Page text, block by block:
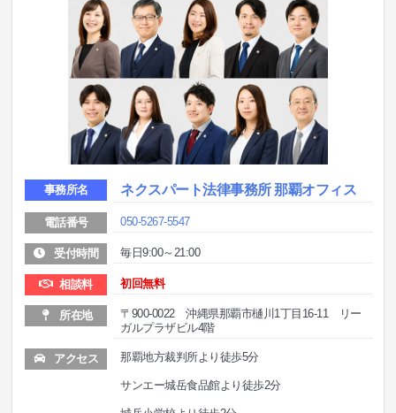
事務所名 ネクスパート法律事務所 那覇オフィス
電話番号 050-5267-5547
受付時間 毎日9:00～21:00
相談料 初回無料
所在地
〒900-0022 沖縄県那覇市樋川1丁目16-11 リー
ガルプラザビル4階
アクセス 那覇地方裁判所より徒歩5分
サンエー城岳食品館より徒歩2分